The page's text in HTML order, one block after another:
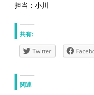
担当：小川
共有:
Twitter
関連